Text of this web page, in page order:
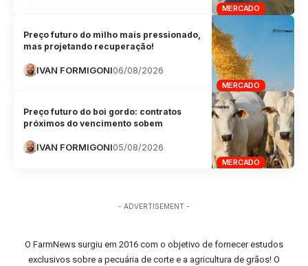
MERCADO
MERCADO
Preço futuro do milho mais pressionado,
mas projetando recuperação!
IVAN FORMIGONI06/08/2026
MERCADO
Preço futuro do boi gordo: contratos
próximos do vencimento sobem
IVAN FORMIGONI05/08/2026
- ADVERTISEMENT -
O FarmNews surgiu em 2016 com o objetivo de fornecer estudos
exclusivos sobre a pecuária de corte e a agricultura de grãos! O